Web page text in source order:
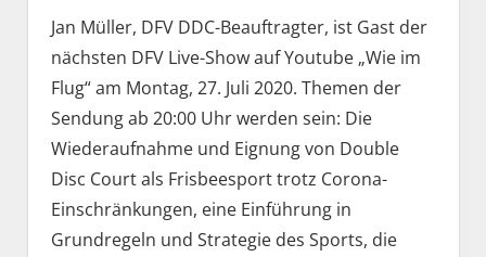
Jan Müller, DFV DDC-Beauftragter, ist Gast der
nächsten DFV Live-Show auf Youtube „Wie im
Flug“ am Montag, 27. Juli 2020. Themen der
Sendung ab 20:00 Uhr werden sein: Die
Wiederaufnahme und Eignung von Double
Disc Court als Frisbeesport trotz Corona-
Einschränkungen, eine Einführung in
Grundregeln und Strategie des Sports, die